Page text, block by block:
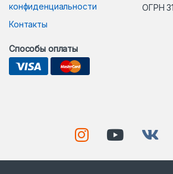
конфиденциальности
Контакты
ОГРН
Способы оплаты